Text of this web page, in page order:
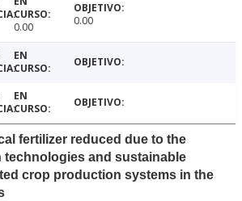
0.00 0.00
fertilizer reduced due to the
technologies and sustainable
crop production systems in the